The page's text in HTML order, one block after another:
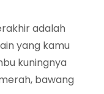
adalah
yang kamu
kuningnya
bawang